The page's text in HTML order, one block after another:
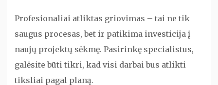
Profesionaliai atliktas griovimas – tai ne tik
saugus procesas, bet ir patikima investicija į
naujų projektų sėkmę. Pasirinkę specialistus,
galėsite būti tikri, kad visi darbai bus atlikti
tiksliai pagal planą.